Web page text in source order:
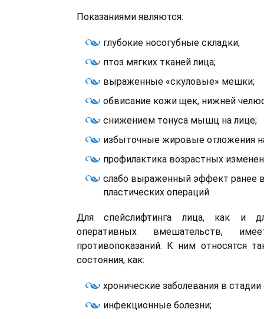
Показаниями являются:
глубокие носогубные складки;
птоз мягких тканей лица;
выраженные «скуловые» мешки;
обвисание кожи щек, нижней
снижением тонуса мышц на лице;
избыточные жировые отложения
профилактика возрастных
слабо выраженный эффект ранее
пластических операций.
Для спейслифтинга лица, как и
оперативных вмешательств,
противопоказаний. К ним относятся
состояния, как:
хронические заболевания в стадии
инфекционные болезни;